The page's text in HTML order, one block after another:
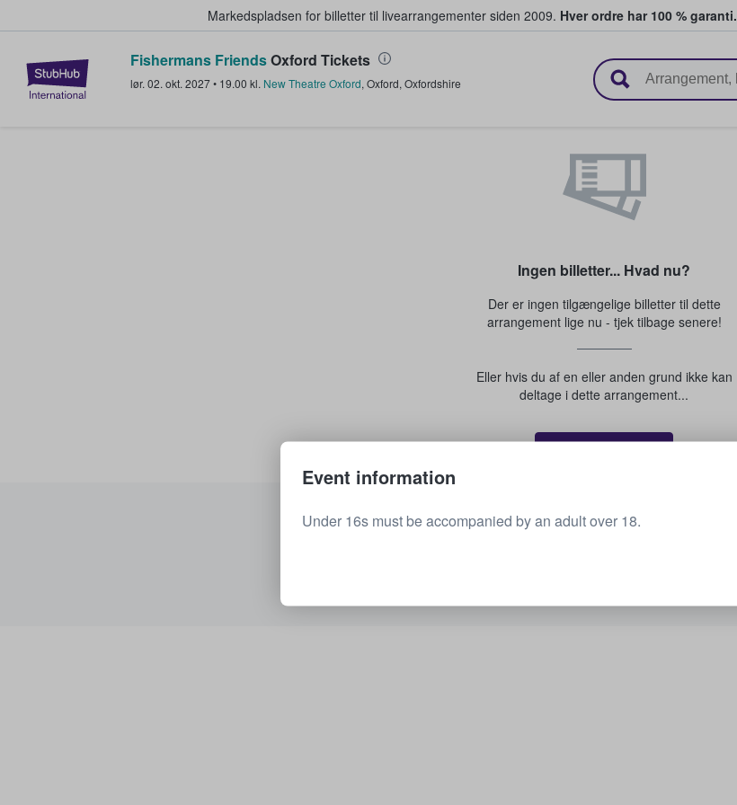
Markedspladsen for billetter til livearrangementer siden 2009. Hver ordre har 100 % garanti.
StubHub - Hvor fans køber og sælger billetter
Fishermans FriendsOxford Tickets
lør. 02. okt. 2027• 19.00 kl. New Theatre Oxford, Oxford, Oxfordshire
Ingen billetter... Hvad nu?
Der er ingen tilgængelige billetter til dette
arrangement lige nu - tjek tilbage senere!
Eller hvis du af en eller anden grund ikke kan
deltage i dette arrangement...
Se alle kommende arrangementer
Event information
Under 16s must be accompanied by an adult over 18.